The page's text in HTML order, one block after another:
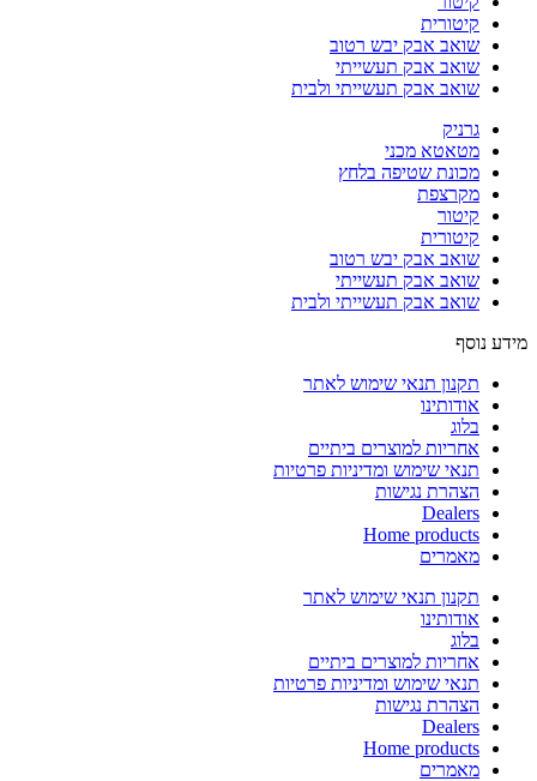
קיטורית
שואב אבק יבש רטוב
שואב אבק תעשייתי
שואב אבק תעשייתי ולבית
גרניק
מטאטא מכני
מכונת שטיפה בלחץ
מקרצפת
קיטור
קיטורית
שואב אבק יבש רטוב
שואב אבק תעשייתי
שואב אבק תעשייתי ולבית
מידע נוסף
תקנון תנאי שימוש לאתר
אודותינו
בלוג
אחריות למוצרים ביתיים
תנאי שימוש ומדיניות פרטיות
הצהרת נגישות
Dealers
Home products
מאמרים
תקנון תנאי שימוש לאתר
אודותינו
בלוג
אחריות למוצרים ביתיים
תנאי שימוש ומדיניות פרטיות
הצהרת נגישות
Dealers
Home products
מאמרים